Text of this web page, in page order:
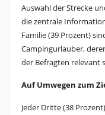
Auswahl der Strecke
die zentrale
Familie (39 Prozent)
Campingurlauber,
der Befragten relevant
Auf Umwegen zum
Jeder Dritte (38